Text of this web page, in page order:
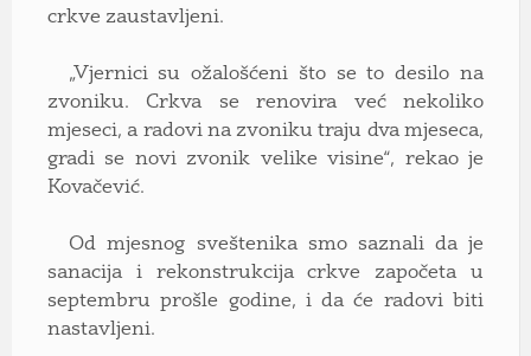
crkve zaustavljeni.
„Vjernici su ožalošćeni što se to desilo na
zvoniku. Crkva se renovira već nekoliko
mjeseci, a radovi na zvoniku traju dva mjeseca,
gradi se novi zvonik velike visine“, rekao je
Kovačević.
Od mjesnog sveštenika smo saznali da je
sanacija i rekonstrukcija crkve započeta u
septembru prošle godine, i da će radovi biti
nastavljeni.